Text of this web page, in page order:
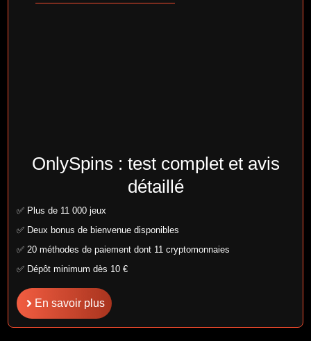
OnlySpins : test complet et avis
détaillé
✅ Plus de 11 000 jeux
✅ Deux bonus de bienvenue disponibles
✅ 20 méthodes de paiement dont 11 cryptomonnaies
✅ Dépôt minimum dès 10 €
En savoir plus